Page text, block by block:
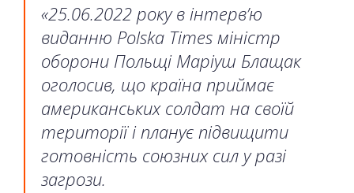
«25.06.2022 року в інтерв’ю
виданню Polska Times міністр
оборони Польщі Маріуш Блащак
оголосив, що країна приймає
американських солдат на своїй
території і планує підвищити
готовність союзних сил у разі
загрози.